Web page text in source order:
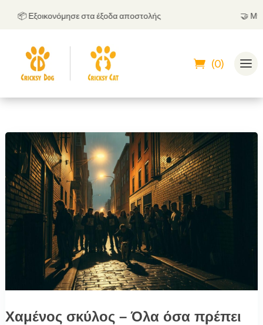
📦 Εξοικονόμησε στα έξοδα αποστολής
(0)
Χαμένος σκύλος – Όλα όσα πρέπει